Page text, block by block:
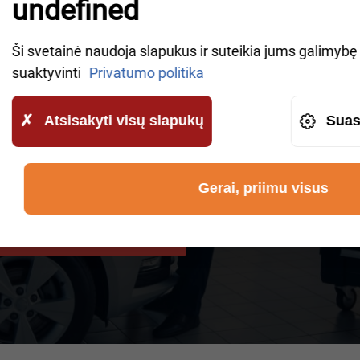
representatives will contact you shortly to
perduodami „AWHelp“ ir kad
undefined
Ši svetainė naudoja slapukus ir suteikia jums
suaktyvinti Privatumo politika
Atsisakyti visų slapukų
Gerai, priimu visus